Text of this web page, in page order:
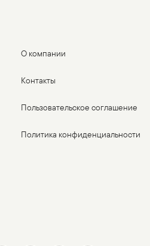
О компании
Контакты
Пользовательское соглашение
Политика конфиденциальности